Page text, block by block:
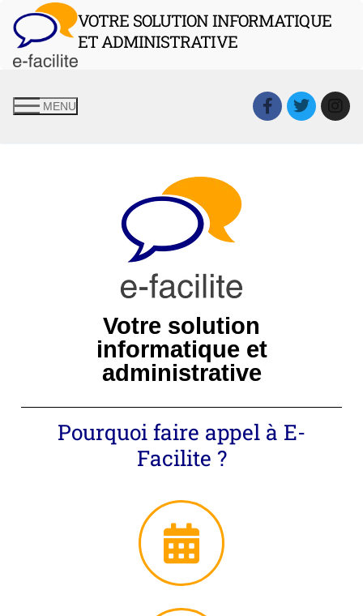
VOTRE SOLUTION INFORMATIQUE
ET ADMINISTRATIVE
MENU
Votre solution
informatique et
administrative
Pourquoi faire appel à E-
Facilite ?